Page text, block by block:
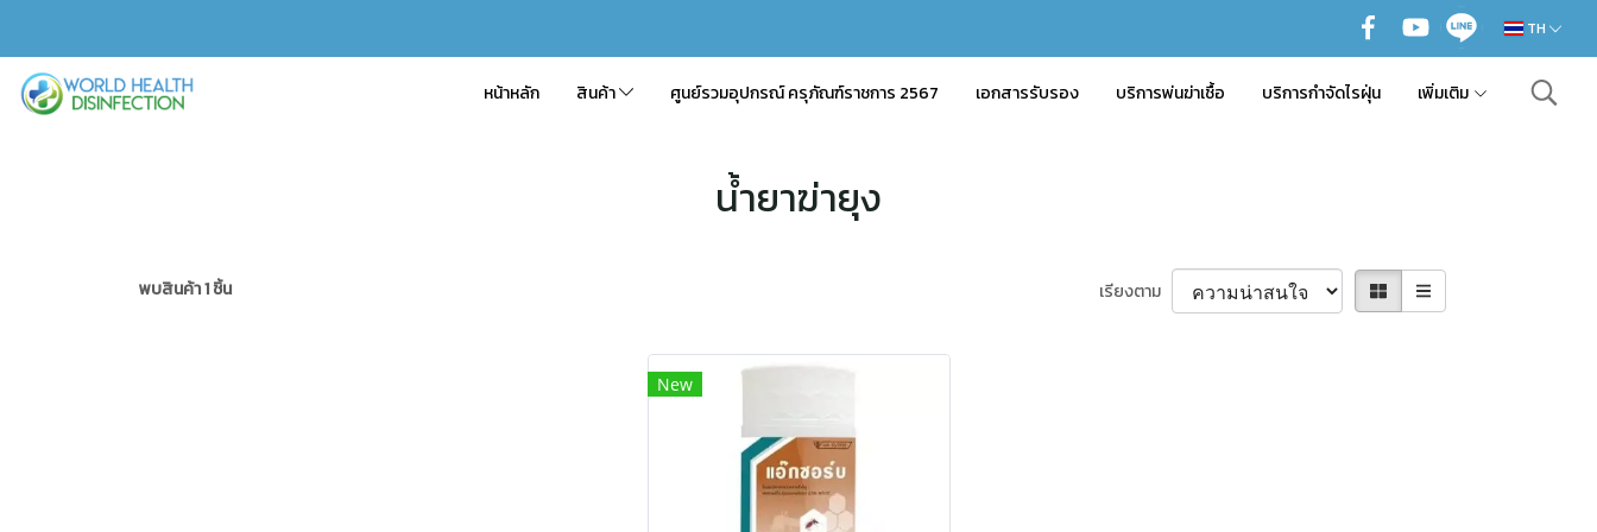
TH
หน้าหลัก สินค้า ศูนย์รวมอุปกรณ์ ครุภัณฑ์ราชการ 2567 เอกสารรับรอง บริการพ่นฆ่าเชื้อ บริการกำจัดไรฝุ่น เพิ่มเติม
น้ำยาฆ่ายุง
พบสินค้า 1 ชิ้น เรียงตาม
New